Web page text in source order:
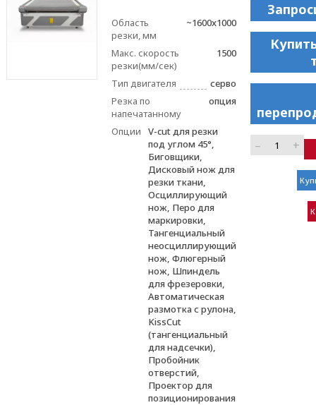
Область
резки, мм
~1600x1000
Макс. скорость
резки(мм/сек)
1500
Тип двигателя
серво
Резка по
напечатанному
опция
Опции
V-cut для резки
под углом 45°,
Биговщики,
Дисковый нож для
резки ткани,
Осциллирующий
нож, Перо для
маркировки,
Тангенциальный
неосциллирующий
нож, Флюгерный
нож, Шпиндель
для фрезеровки,
Автоматическая
размотка с рулона,
KissCut
(тангенциальный
для надсечки),
Пробойник
отверстий,
Проектор для
позиционирования
– +